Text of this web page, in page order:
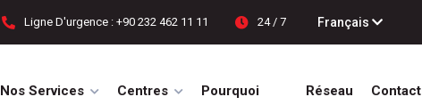
Ligne D'urgence : +90 232 462 11 11 24 / 7 Français
Nos Services Centres Pourquoi Réseau Contact